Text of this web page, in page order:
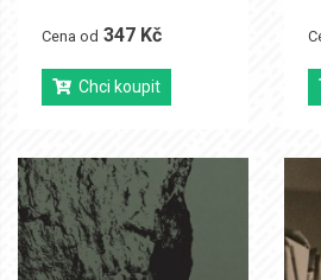
Cena od 347 Kč
Chci koupit